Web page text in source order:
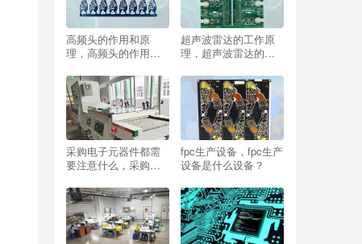
高频头的作用和原
理，高频头的作用和
超声波雷达的工作原
理，超声波雷达的工
采购电子元器件都需
要注意什么，采购电
什么问题？
fpc生产设备，fpc生产
设备是什么设备？